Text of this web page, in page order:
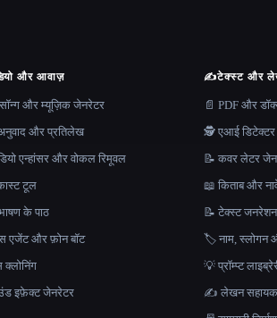
और आवाज़
और म्यूज़िक जेनरेटर
और प्रतिलेख
एन्हांसर और वोकल रिमूवल
टूल
के पाठ
एजेंट और फ़ोन बॉट
क्लोनिंग
इफ़ेक्ट जेनरेटर
✍️टेक्स्ट और
📄 PDF और
🕵️ एआई डिटेक्टर
📝 कवर लेटर
📖 किताब और
📝 टेक्स्ट जनरेशन
🏷️ नाम, स्लोगन
💡 प्रॉम्प्ट
✍️ लेखन सहायक